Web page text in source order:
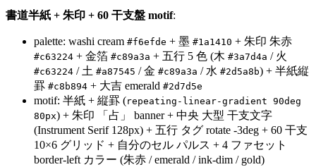
書道半紙 + 朱印 + 60 干支盤 motif:
palette: washi cream #f6efde + 墨 #1a1410 + 朱印 朱赤
#c63224 + 金箔 #c89a3a + 五行 5 色 (木 #3a7d4a / 火
#c63224 / 土 #a87545 / 金 #c89a3a / 水 #2d5a8b) + 半紙縦
罫 #c8b894 + 大吉 emerald #2d7d5e
motif: 半紙 + 縦罫 (repeating-linear-gradient 90deg
80px) + 朱印 「占」 banner + 中央 大型 干支文字
(Instrument Serif 128px) + 五行 タグ rotate -3deg + 60 干支
10×6 グリッド + 自分のセル パルス + 4 ファセット
border-left カラー (朱赤 / emerald / ink-dim / gold)